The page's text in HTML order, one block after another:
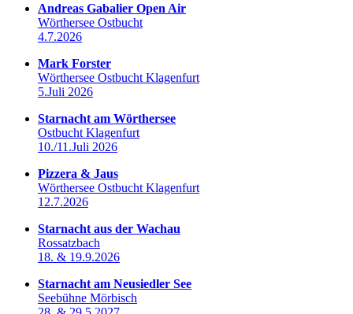
Andreas Gabalier Open Air
Wörthersee Ostbucht
4.7.2026
Mark Forster
Wörthersee Ostbucht Klagenfurt
5.Juli 2026
Starnacht am Wörthersee
Ostbucht Klagenfurt
10./11.Juli 2026
Pizzera & Jaus
Wörthersee Ostbucht Klagenfurt
12.7.2026
Starnacht aus der Wachau
Rossatzbach
18. & 19.9.2026
Starnacht am Neusiedler See
Seebühne Mörbisch